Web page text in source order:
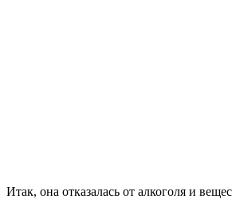
Итак, она отказалась от алкоголя и